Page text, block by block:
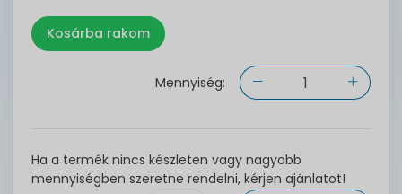
Mennyiség:
Ha a termék nincs készleten vagy nagyobb
mennyiségben szeretne rendelni, kérjen ajánlatot!